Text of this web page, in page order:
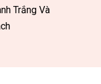
Trắng Và